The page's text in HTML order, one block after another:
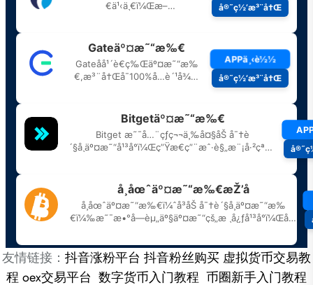
友情链接： 抖音涨粉平台 抖音粉丝购买虚拟货币交易教
程oex交易平台 数字货币入门教程 币圈新手入门教程